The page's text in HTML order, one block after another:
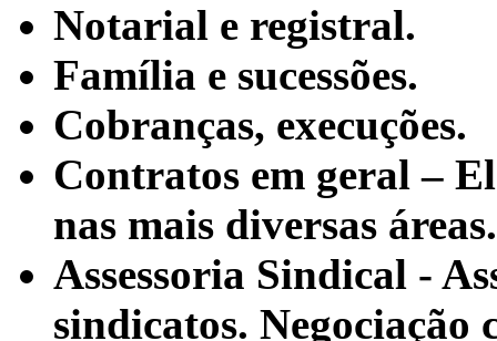
Notarial e registral.
Família e sucessões.
Cobranças, execuções.
Contratos em geral –
nas mais diversas áreas.
Assessoria Sindical -
sindicatos. Negociação